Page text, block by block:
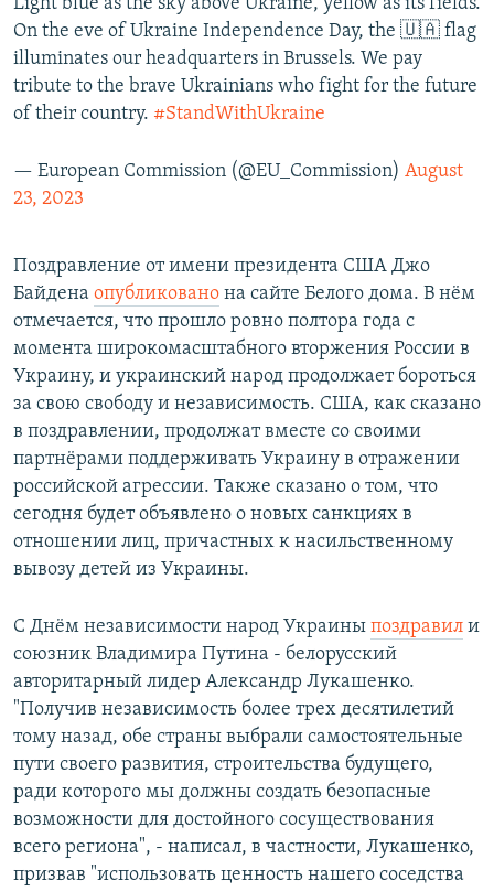
Light blue as the sky above Ukraine, yellow as its fields.
On the eve of Ukraine Independence Day, the 🇺🇦 flag
illuminates our headquarters in Brussels. We pay
tribute to the brave Ukrainians who fight for the future
of their country. #StandWithUkraine
— European Commission (@EU_Commission) August
23, 2023
Поздравление от имени президента США Джо
Байдена опубликовано на сайте Белого дома. В нём
отмечается, что прошло ровно полтора года с
момента широкомасштабного вторжения России в
Украину, и украинский народ продолжает бороться
за свою свободу и независимость. США, как сказано
в поздравлении, продолжат вместе со своими
партнёрами поддерживать Украину в отражении
российской агрессии. Также сказано о том, что
сегодня будет объявлено о новых санкциях в
отношении лиц, причастных к насильственному
вывозу детей из Украины.
С Днём независимости народ Украины поздравил и
союзник Владимира Путина - белорусский
авторитарный лидер Александр Лукашенко.
"Получив независимость более трех десятилетий
тому назад, обе страны выбрали самостоятельные
пути своего развития, строительства будущего,
ради которого мы должны создать безопасные
возможности для достойного сосуществования
всего региона", - написал, в частности, Лукашенко,
призвав "использовать ценность нашего соседства